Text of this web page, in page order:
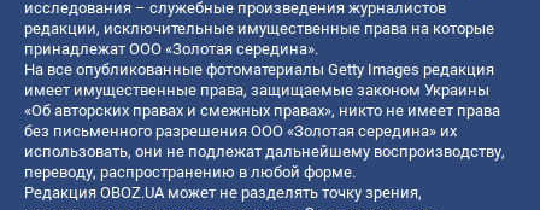
исследования – служебные произведения журналистов
редакции, исключительные имущественные права на которые
принадлежат ООО «Золотая середина».
На все опубликованные фотоматериалы Getty Images редакция
имеет имущественные права, защищаемые законом Украины
«Об авторских правах и смежных правах», никто не имеет права
без письменного разрешения ООО «Золотая середина» их
использовать, они не подлежат дальнейшему воспроизводству,
переводу, распространению в любой форме.
Редакция OBOZ.UA может не разделять точку зрения,